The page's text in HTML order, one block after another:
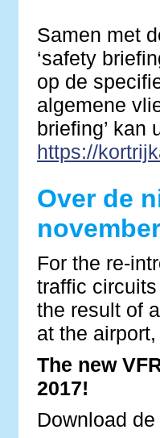
Samen met
‘safety
op de
algemene
briefing’ kan
https://
Over de
For the re-
traffic
the result of
at the
The new
2017!
Download de